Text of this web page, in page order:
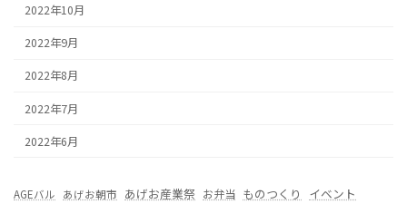
2022年10月
2022年9月
2022年8月
2022年7月
2022年6月
AGEバル あげお朝市 あげお産業祭 お弁当 ものつくり イベント